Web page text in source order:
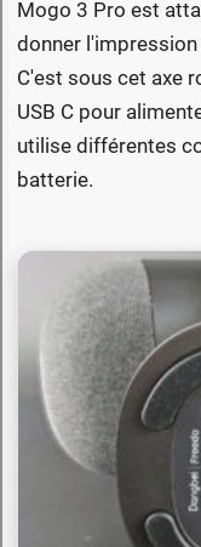
Mogo 3 Pro est
donner
C'est sous cet axe
USB C pour
utilise différentes
batterie.